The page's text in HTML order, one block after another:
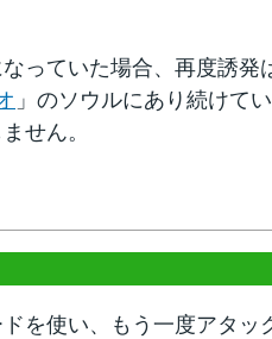
っていた場合、再度誘発
」のソウルにあり続けて
せん。
を使い、もう一度アタッ